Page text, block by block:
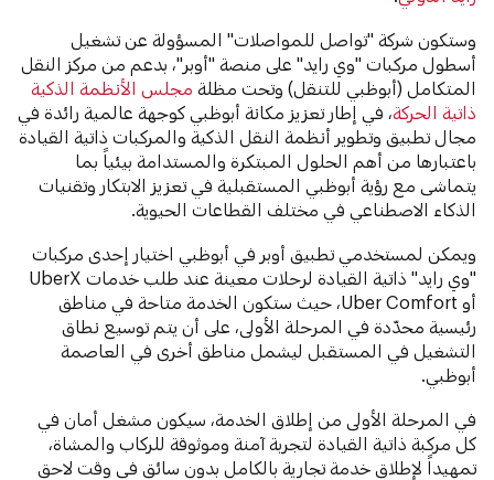
وستكون شركة "تواصل للمواصلات" المسؤولة عن تشغيل
أسطول مركبات "وي رايد" على منصة "أوبر"، بدعم من مركز النقل
المتكامل (أبوظبي للتنقل) وتحت مظلة مجلس الأنظمة الذكية
ذاتية الحركة، في إطار تعزيز مكانة أبوظبي كوجهة عالمية رائدة في
مجال تطبيق وتطوير أنظمة النقل الذكية والمركبات ذاتية القيادة
باعتبارها من أهم الحلول المبتكرة والمستدامة بيئياً بما
يتماشى مع رؤية أبوظبي المستقبلية في تعزيز الابتكار وتقنيات
الذكاء الاصطناعي في مختلف القطاعات الحيوية.
ويمكن لمستخدمي تطبيق أوبر في أبوظبي اختيار إحدى مركبات
"وي رايد" ذاتية القيادة لرحلات معينة عند طلب خدمات UberX
أو Uber Comfort، حيث ستكون الخدمة متاحة في مناطق
رئيسية محدّدة في المرحلة الأولى، على أن يتم توسيع نطاق
التشغيل في المستقبل ليشمل مناطق أخرى في العاصمة
أبوظبي.
في المرحلة الأولى من إطلاق الخدمة، سيكون مشغل أمان في
كل مركبة ذاتية القيادة لتجربة آمنة وموثوقة للركاب والمشاة،
تمهيداً لإطلاق خدمة تجارية بالكامل بدون سائق في وقت لاحق